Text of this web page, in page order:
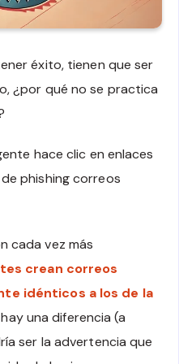
éxito, tienen que ser
¿por qué no se practica
hace clic en enlaces
phishing correos
cada vez más
crean correos
idénticos a los de la
una diferencia (a
ser la advertencia que